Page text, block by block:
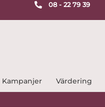
08 - 22 79 39
Kampanjer Värdering